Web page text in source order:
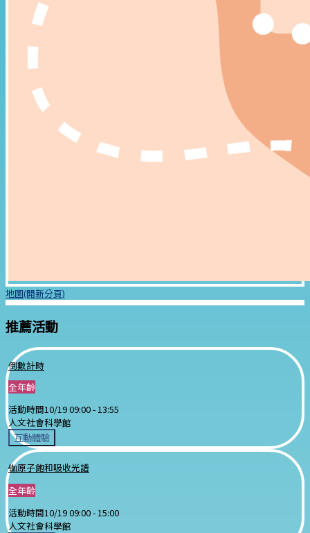
地圖(開新分頁)
推薦活動
倒數計時
全年齡
活動時間10/19 09:00 -13:55
人文社會科學館
互動體驗
铷原子飽和吸收光譜
全年齡
活動時間10/19 09:00 - 15:00
人文社會科學館